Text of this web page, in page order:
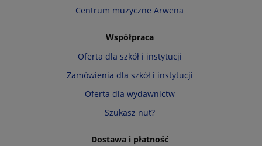
Centrum muzyczne Arwena
Współpraca
Oferta dla szkół i instytucji
Zamówienia dla szkół i instytucji
Oferta dla wydawnictw
Szukasz nut?
Dostawa i płatność